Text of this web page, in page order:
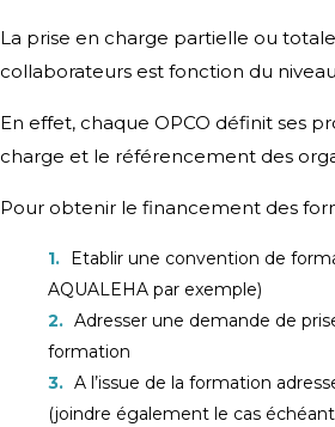
La prise en charge partielle ou
collaborateurs est fonction du
En effet, chaque OPCO définit ses
charge et le référencement des
Pour obtenir le financement des
Etablir une convention de
AQUALEHA par exemple)
Adresser une demande de
formation
A l’issue de la formation
(joindre également le cas